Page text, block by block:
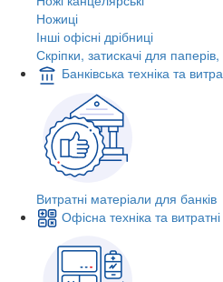
Ножиці
Інші офісні дрібниці
Скріпки, затискачі для
Банківська техніка та
Витратні матеріали для банків
Офісна техніка та